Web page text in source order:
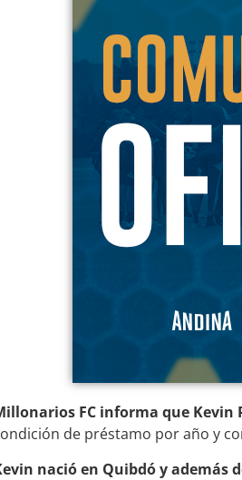
FC informa que Kevin
de préstamo por año y
nació en Quibdó y además